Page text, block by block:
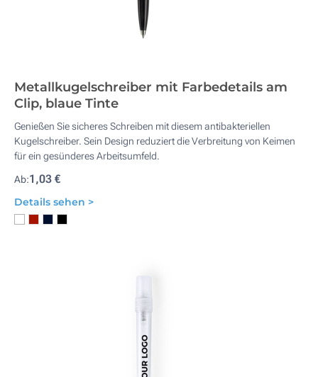
Metallkugelschreiber mit Farbedetails am
Clip, blaue Tinte
Genießen Sie sicheres Schreiben mit diesem antibakteriellen
Kugelschreiber. Sein Design reduziert die Verbreitung von Keimen
für ein gesünderes Arbeitsumfeld.
Ab:1,03 €
Details sehen >